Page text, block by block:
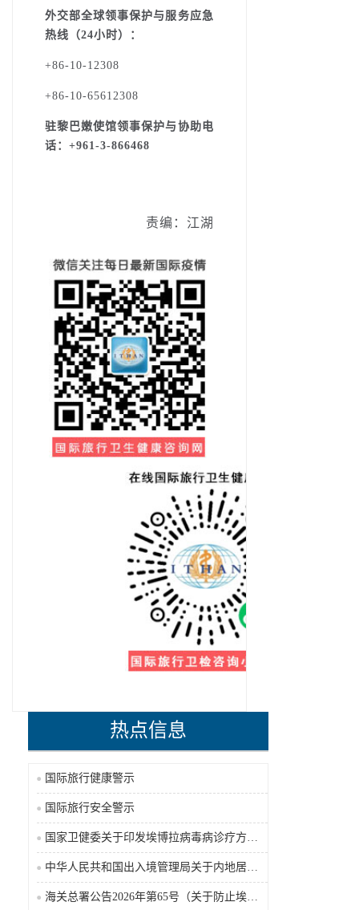
外交部全球领事保护与服务应急
热线（24小时）：
+86-10-12308
+86-10-65612308
驻黎巴嫩使馆领事保护与协助电
话：+961-3-866468
责编：江湖
热点信息
国际旅行健康警示
国际旅行安全警示
国家卫健委关于印发埃博拉病毒病诊疗方案（2026年版）的通知
中华人民共和国出入境管理局关于内地居民前往港澳地区定居审批条件的公告（2026-06-30）
海关总署公告2026年第65号（关于防止埃博拉病毒病疫情传入我国的公告）（2026-05-18）